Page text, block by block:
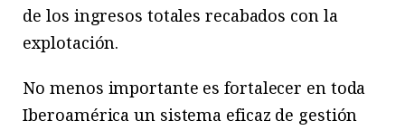
de los ingresos totales recabados con la
explotación.
No menos importante es fortalecer en toda
Iberoamérica un sistema eficaz de gestión